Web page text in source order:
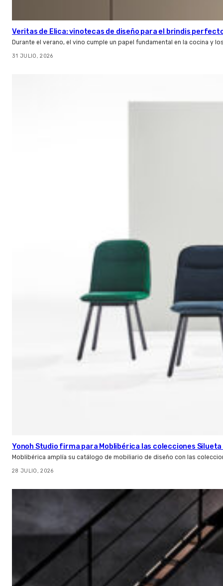
Veritas de Elica: vinotecas de diseño para el brindis
Durante el verano, el vino cumple un papel fundamental en la cocina y
31 JULIO, 2026
Yonoh Studio firma para Moblibérica las colecciones Silueta
Moblibérica amplía su catálogo de mobiliario de diseño con las
28 JULIO, 2026